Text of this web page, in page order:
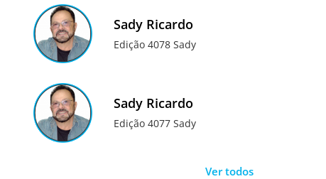
Sady Ricardo
Edição 4078 Sady
Sady Ricardo
Edição 4077 Sady
Ver todos